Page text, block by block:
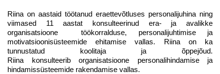
Riina on aastaid töötanud eraettevõtluses personalijuhina ning
viimased 11 aastat konsulteerinud era- ja avalikke
organisatsioone töökorralduse, personalijuhtimise ja
motivatsioonisüsteemide ehitamise vallas. Riina on ka
tunnustatud koolitaja ja õppejõud.
Riina konsulteerib organisatsioone personalihindamise ja
hindamissüsteemide rakendamise vallas.